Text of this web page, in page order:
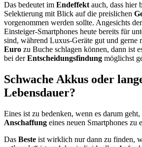
Das bedeutet im Endeffektauch, dass hier
Selektierung mit Blick auf die preislichen
vorgenommen werden sollte. Angesichts der
Einsteiger-Smartphones heute bereits für
sind, während Luxus-Geräte gut und gerne
Euro zu Buche schlagen können, dann ist
bei derEntscheidungsfindung möglichst
Schwache Akkus oder
Lebensdauer?
Eines ist zu bedenken, wenn es darum
Anschaffung eines neuen Smartphones zu
Das Beste ist wirklich nur dann zu finden,